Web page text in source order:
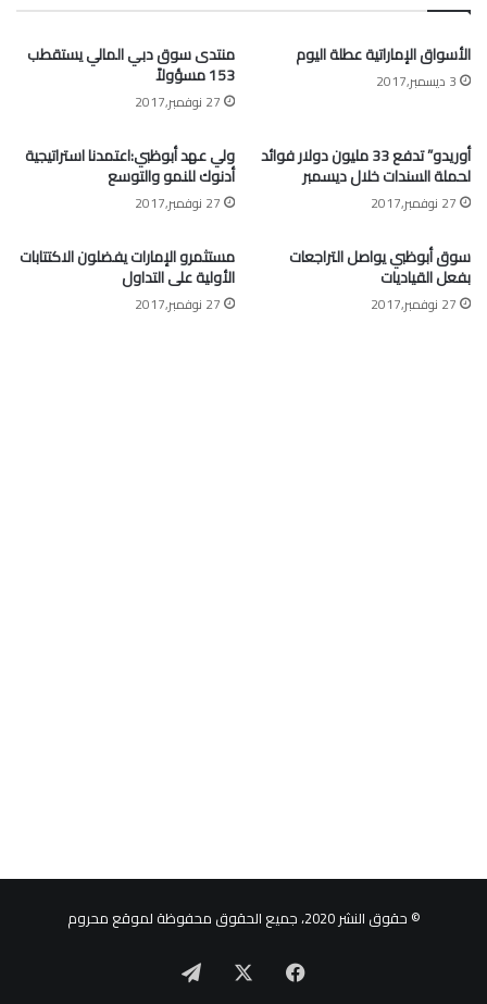
الأسواق الإماراتية عطلة اليوم
3 ديسمبر,2017
منتدى سوق دبي المالي يستقطب
153 مسؤولاً
27 نوفمبر,2017
أوريدو” تدفع 33 مليون دولار فوائد
لحملة السندات خلال ديسمبر
27 نوفمبر,2017
ولي عهد أبوظبي:اعتمدنا استراتيجية
أدنوك للنمو والتوسع
27 نوفمبر,2017
سوق أبوظبي يواصل التراجعات
بفعل القياديات
27 نوفمبر,2017
مستثمرو الإمارات يفضلون الاكتتابات
الأولية على التداول
27 نوفمبر,2017
© حقوق النشر 2020، جميع الحقوق محفوظة لموقع محروم
فيسبوك تيلقرام